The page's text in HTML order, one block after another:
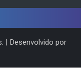
| Desenvolvido por